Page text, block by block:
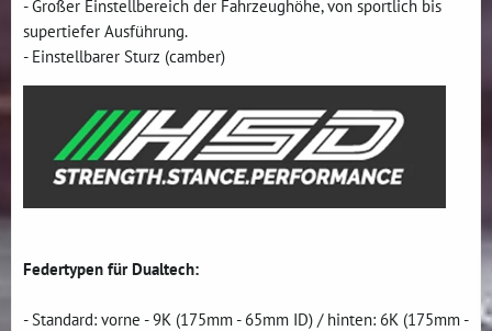
- Großer Einstellbereich der Fahrzeughöhe, von sportlich bis
supertiefer Ausführung.
- Einstellbarer Sturz (camber)
Federtypen für Dualtech:
- Standard: vorne - 9K (175mm - 65mm ID) / hinten: 6K (175mm -